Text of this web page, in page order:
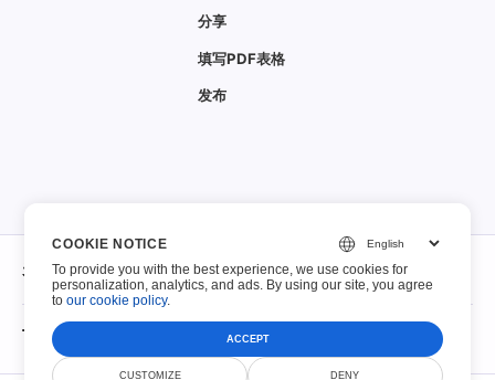
分享
填写PDF表格
发布
关于
关于
可填写的 PDF
COOKIE NOTICE
To provide you with the best experience, we use cookies for
personalization, analytics, and ads. By using our site, you agree
toour cookie policy.
ACCEPT
CUSTOMIZE DENY